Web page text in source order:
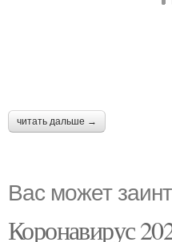
читать дальше →
Вас может
Коронавирус